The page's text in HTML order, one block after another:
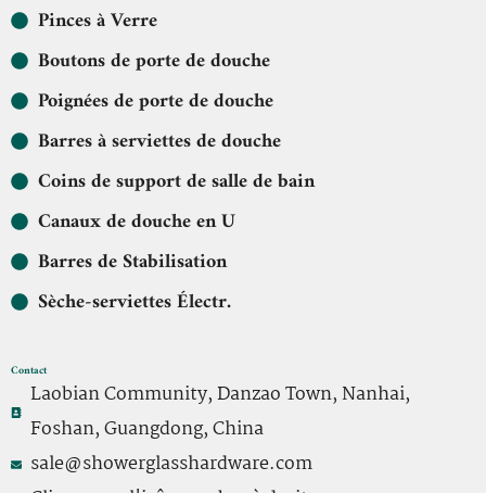
Pinces à Verre
Boutons de porte de douche
Poignées de porte de douche
Barres à serviettes de douche
Coins de support de salle de bain
Canaux de douche en U
Barres de Stabilisation
Sèche-serviettes Électr.
Contact
Laobian Community, Danzao Town, Nanhai,
Foshan, Guangdong, China
sale@showerglasshardware.com